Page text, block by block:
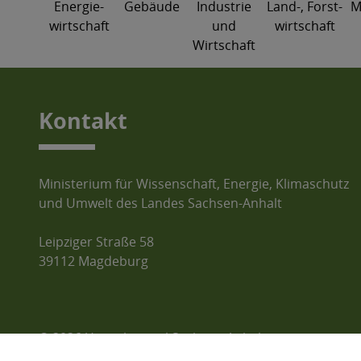
Energie-
wirtschaft
Gebäude
Industrie
und
Wirtschaft
Land-, Forst-
wirtschaft
Kontakt
Ministerium für Wissenschaft, Energie, Klimaschutz
und Umwelt des Landes Sachsen-Anhalt
Leipziger Straße 58
39112 Magdeburg
© 2026 Umweltportal Sachsen-Anhalt